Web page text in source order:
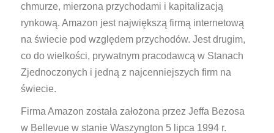
chmurze, mierzona przychodami i kapitalizacją
rynkową. Amazon jest największą firmą internetową
na świecie pod względem przychodów. Jest drugim,
co do wielkości, prywatnym pracodawcą w Stanach
Zjednoczonych i jedną z najcenniejszych firm na
świecie.
Firma Amazon została założona przez Jeffa Bezosa
w Bellevue w stanie Waszyngton 5 lipca 1994 r.